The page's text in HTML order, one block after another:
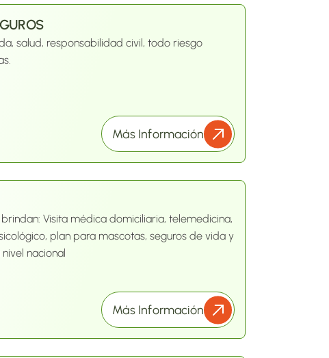
salud, responsabilidad civil, todo riesgo
Más Información
Visita médica domiciliaria, telemedicina,
plan para mascotas, seguros de vida y
nacional
Más Información